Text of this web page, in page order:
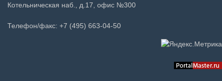
Котельническая наб., д.17, офис №300
Телефон/факс: +7 (495) 663-04-50